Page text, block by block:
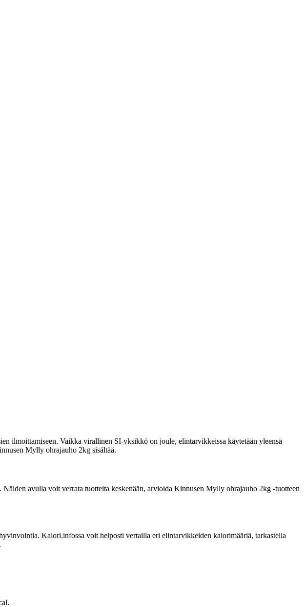
ilmoittamiseen. Vaikka virallinen SI-yksikkö on joule, elintarvikkeissa käytetään yleensä
Mylly ohrajauho 2kg sisältää.
avulla voit verrata tuotteita keskenään, arvioida Kinnusen Mylly ohrajauho 2kg -tuotteen
Kalori.infossa voit helposti vertailla eri elintarvikkeiden kalorimääriä, tarkastella